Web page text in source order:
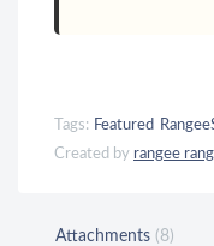
Tags: Featured
Created by rangee
Attachments (8)